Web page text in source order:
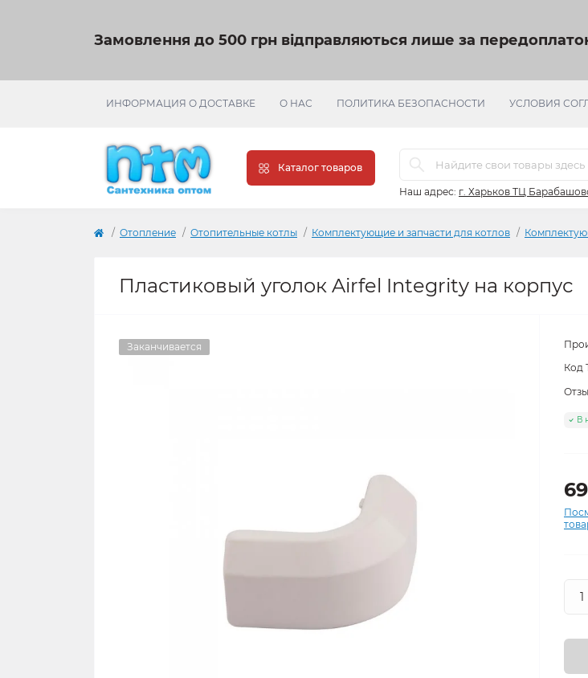
Замовлення до 500 грн відправляються лише за
ИНФОРМАЦИЯ О ДОСТАВКЕ О НАС ПОЛИТИКА БЕЗОПАСНОСТИ УСЛОВИЯ
Каталог товаров
Наш адрес: г. Харьков ТЦ
Отопление Отопительные котлы Комплектующие и запчасти для котлов
Пластиковый уголок Airfel Integrity на корпус
Заканчивается
Код
В